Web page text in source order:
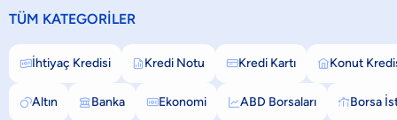
TÜM KATEGORİLER
İhtiyaç Kredisi  Kredi Notu Kredi Kartı Konut
Altın Banka Ekonomi ABD Borsaları Borsa